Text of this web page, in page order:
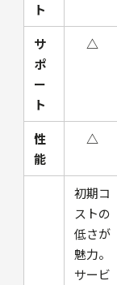
ト
サ
ポ
ー
ト
△
性
能
△
初期コ
ストの
低さが
魅力。
サービ